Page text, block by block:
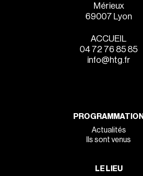
Mérieux
69007 Lyon
ACCUEIL
04 72 76 85 85
info@htg.fr
PROGRAMMATION
Actualités
Ils sont venus
LE LIEU